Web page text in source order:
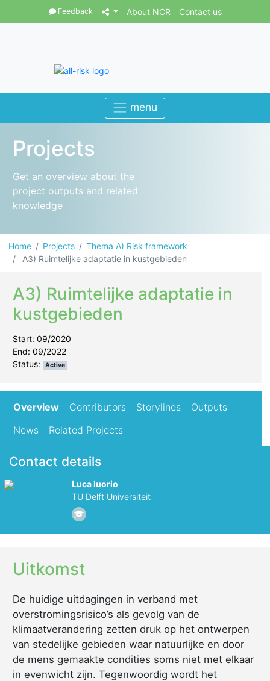
Feedback About NCR Contact us
Projects
Get an overview about the
project outputs and related
knowledge
Home Projects
Thema A) Risk framework
A3) Ruimtelijke adaptatie in kustgebieden
A3) Ruimtelijke adaptatie in
kustgebieden
Start: 09/2020
End: 09/2022
Status:
Active
Overview Contributors Storylines
Outputs
News
Related Projects
Contact details
Luca Iuorio
TU Delft Universiteit
Uitkomst
De huidige uitdagingen in verband met
overstromingsrisico’s als gevolg van de
klimaatverandering zetten druk op het ontwerpen
van stedelijke gebieden waar natuurlijke en door
de mens gemaakte condities soms niet met elkaar
in evenwicht zijn. Tegenwoordig wordt het